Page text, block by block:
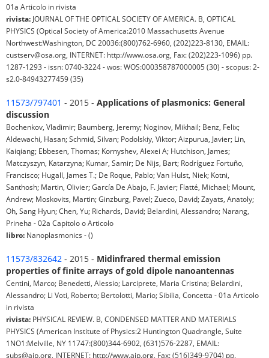
01a Articolo in rivista
rivista: JOURNAL OF THE OPTICAL SOCIETY OF AMERICA. B, OPTICAL
PHYSICS (Optical Society of America:2010 Massachusetts Avenue
Northwest:Washington, DC 20036:(800)762-6960, (202)223-8130, EMAIL:
custserv@osa.org, INTERNET: http://www.osa.org, Fax: (202)223-1096) pp.
1287-1293 - issn: 0740-3224 - wos: WOS:000358787000005 (30) - scopus: 2-
s2.0-84943277459 (35)
11573/797401 - 2015 - Applications of plasmonics: General
discussion
Bochenkov, Vladimir; Baumberg, Jeremy; Noginov, Mikhail; Benz, Felix;
Aldewachi, Hasan; Schmid, Silvan; Podolskiy, Viktor; Aizpurua, Javier; Lin,
Kaiqiang; Ebbesen, Thomas; Kornyshev, Alexei A; Hutchison, James;
Matczyszyn, Katarzyna; Kumar, Samir; De Nijs, Bart; Rodríguez Fortuño,
Francisco; Hugall, James T.; De Roque, Pablo; Van Hulst, Niek; Kotni,
Santhosh; Martin, Olivier; García De Abajo, F. Javier; Flatté, Michael; Mount,
Andrew; Moskovits, Martin; Ginzburg, Pavel; Zueco, David; Zayats, Anatoly;
Oh, Sang Hyun; Chen, Yu; Richards, David; Belardini, Alessandro; Narang,
Prineha - 02a Capitolo o Articolo
libro: Nanoplasmonics - ()
11573/832642 - 2015 - Midinfrared thermal emission
properties of finite arrays of gold dipole nanoantennas
Centini, Marco; Benedetti, Alessio; Larciprete, Maria Cristina; Belardini,
Alessandro; Li Voti, Roberto; Bertolotti, Mario; Sibilia, Concetta - 01a Articolo
in rivista
rivista: PHYSICAL REVIEW. B, CONDENSED MATTER AND MATERIALS
PHYSICS (American Institute of Physics:2 Huntington Quadrangle, Suite
1NO1:Melville, NY 11747:(800)344-6902, (631)576-2287, EMAIL:
subs@aip.org, INTERNET: http://www.aip.org, Fax: (516)349-9704) pp.